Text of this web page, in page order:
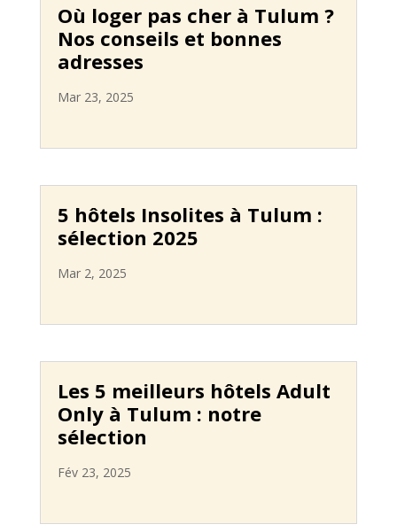
Où loger pas cher à Tulum ?
Nos conseils et bonnes
adresses
Mar 23, 2025
5 hôtels Insolites à Tulum :
sélection 2025
Mar 2, 2025
Les 5 meilleurs hôtels Adult
Only à Tulum : notre
sélection
Fév 23, 2025